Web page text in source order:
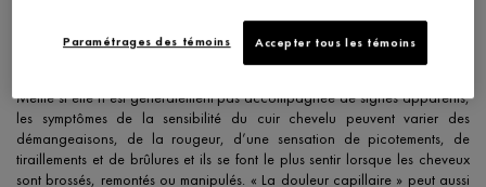
glandes sébacées. À cause de ces facteurs, cette zone est sujette à
l’inflammation, qui peut causer une sensibilité et mener à ces sensations
Même si elle n’est généralement pas accompagnée de signes apparents,
les symptômes de la sensibilité du cuir chevelu peuvent varier des
démangeaisons, de la rougeur, d’une sensation de picotements, de
tiraillements et de brûlures et ils se font le plus sentir lorsque les cheveux
sont brossés, remontés ou manipulés. « La douleur capillaire » peut aussi
Accepter tous les témoins
Paramétrages des témoins